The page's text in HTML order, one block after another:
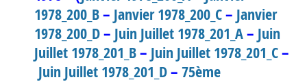
1978_200_B– Janvier 1978_200_C– Janvier
1978_200_D– Juin Juillet 1978_201_A– Juin
Juillet 1978_201_B– Juin Juillet 1978_201_C–
Juin Juillet 1978_201_D– 75ème